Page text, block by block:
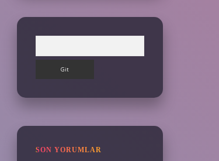
SON YORUMLAR